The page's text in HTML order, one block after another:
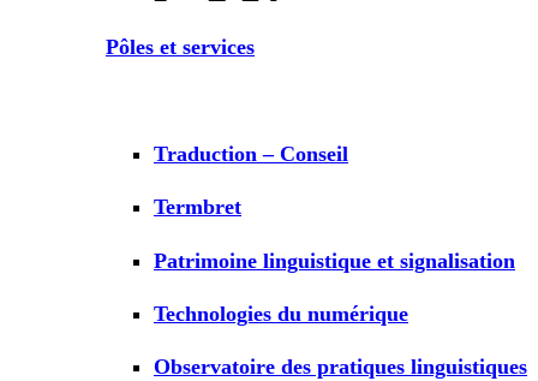
Pôles et services
Traduction – Conseil
Termbret
Patrimoine linguistique et signalisation
Technologies du numérique
Observatoire des pratiques linguistiques